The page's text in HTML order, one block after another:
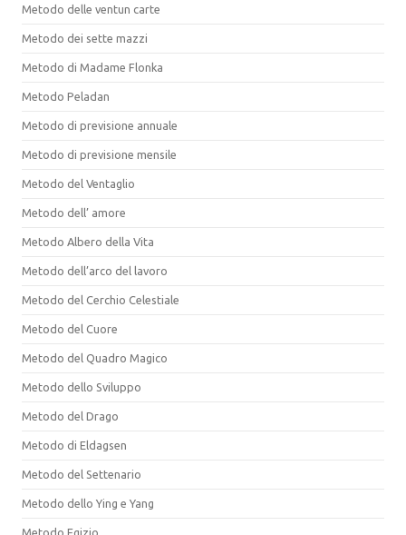
Metodo delle ventun carte
Metodo dei sette mazzi
Metodo di Madame Flonka
Metodo Peladan
Metodo di previsione annuale
Metodo di previsione mensile
Metodo del Ventaglio
Metodo dell’ amore
Metodo Albero della Vita
Metodo dell’arco del lavoro
Metodo del Cerchio Celestiale
Metodo del Cuore
Metodo del Quadro Magico
Metodo dello Sviluppo
Metodo del Drago
Metodo di Eldagsen
Metodo del Settenario
Metodo dello Ying e Yang
Metodo Egizio